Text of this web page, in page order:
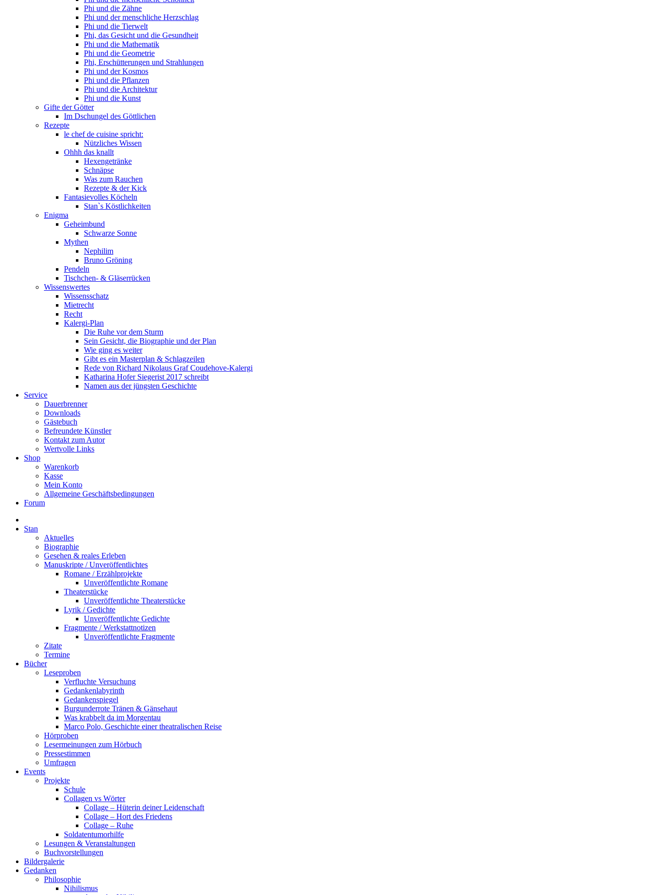
Phi und die Zähne
Phi und der menschliche Herzschlag
Phi und die Tierwelt
Phi, das Gesicht und die Gesundheit
Phi und die Mathematik
Phi und die Geometrie
Phi, Erschütterungen und Strahlungen
Phi und der Kosmos
Phi und die Pflanzen
Phi und die Architektur
Phi und die Kunst
Gifte der Götter
Im Dschungel des Göttlichen
Rezepte
le chef de cuisine spricht:
Nützliches Wissen
Ohhh das knallt
Hexengetränke
Schnäpse
Was zum Rauchen
Rezepte & der Kick
Fantasievolles Köcheln
Stan`s Köstlichkeiten
Enigma
Geheimbund
Schwarze Sonne
Mythen
Nephilim
Bruno Gröning
Pendeln
Tischchen- & Gläserrücken
Wissenswertes
Wissensschatz
Mietrecht
Recht
Kalergi-Plan
Die Ruhe vor dem Sturm
Sein Gesicht, die Biographie und der Plan
Wie ging es weiter
Gibt es ein Masterplan & Schlagzeilen
Rede von Richard Nikolaus Graf Coudehove-Kalergi
Katharina Hofer Siegerist 2017 schreibt
Namen aus der jüngsten Geschichte
Service
Dauerbrenner
Downloads
Gästebuch
Befreundete Künstler
Kontakt zum Autor
Wertvolle Links
Shop
Warenkorb
Kasse
Mein Konto
Allgemeine Geschäftsbedingungen
Forum
Stan
Aktuelles
Biographie
Gesehen & reales Erleben
Manuskripte / Unveröffentlichtes
Romane / Erzählprojekte
Unveröffentlichte Romane
Theaterstücke
Unveröffentlichte Theaterstücke
Lyrik / Gedichte
Unveröffentlichte Gedichte
Fragmente / Werkstattnotizen
Unveröffentlichte Fragmente
Zitate
Termine
Bücher
Leseproben
Verfluchte Versuchung
Gedankenlabyrinth
Gedankenspiegel
Burgunderrote Tränen & Gänsehaut
Was krabbelt da im Morgentau
Marco Polo, Geschichte einer theatralischen Reise
Hörproben
Lesermeinungen zum Hörbuch
Pressestimmen
Umfragen
Events
Projekte
Schule
Collagen vs Wörter
Collage – Hüterin deiner Leidenschaft
Collage – Hort des Friedens
Collage – Ruhe
Soldatentumorhilfe
Lesungen & Veranstaltungen
Buchvorstellungen
Bildergalerie
Gedanken
Philosophie
Nihilismus